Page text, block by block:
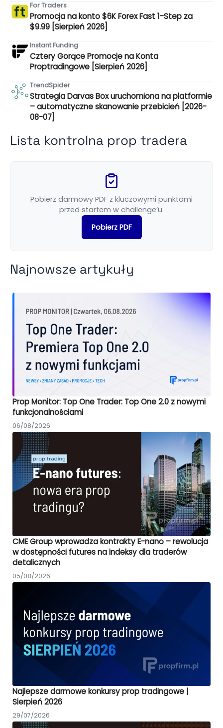
For Traders
Promocja na konto $6K Forex Fast 1-Step za
$9.99 [Sierpień 2026]
Instant Funding
Cztery Gorące Promocje na Konta
Proptradingowe [Sierpień 2026]
TrendSpider
Strategia Darvas Box uruchomiona na platformie
– automatyczne skanowanie przebicień [2026-
08-07]
Lista kontrolna prop tradera
Pobierz darmowy PDF z kluczowymi punktami
przed startem w challenge’u.
Pobierz PDF
Najnowsze artykuły
Prop Monitor: Top One Trader: Top One 2.0 z nowymi
funkcjonalnościami
06/08/2026
CME Group wprowadza kontrakty E-nano – rewolucja
w dostępności futures na indeksy dla traderów
detalicznych
05/08/2026
Najlepsze darmowe konkursy prop tradingowe |
Sierpień 2026
29/07/2026